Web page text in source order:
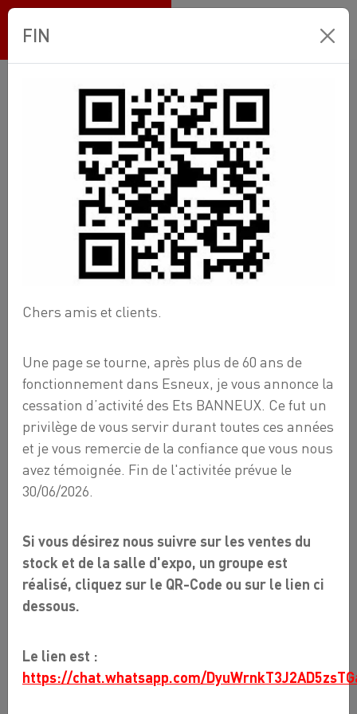
Ets BANNEUX
Boutique en ligne Wellness
Sauna infrarouge
COUSSIN
coussin inférieur HM-FSE-6-BT
COUSSIN INFÉRIEUR HM-
FSE-6-BT
245,00 €
Nos coussins pour sauna infrarouge sont de
fabrication belge.
FIN
Chers amis et clients.
Une page se tourne, après plus de 60 ans de
fonctionnement dans Esneux, je vous annonce la
cessation d’activité des Ets BANNEUX. Ce fut un
privilège de vous servir durant toutes ces années
et je vous remercie de la confiance que vous nous
avez témoignée. Fin de l'activitée prévue le
30/06/2026.
Si vous désirez nous suivre sur les ventes du
stock et de la salle d'expo, un groupe est
réalisé, cliquez sur le QR-Code ou sur le lien ci
dessous.
Le lien est :
https://chat.whatsapp.com/